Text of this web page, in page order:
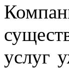
услуг